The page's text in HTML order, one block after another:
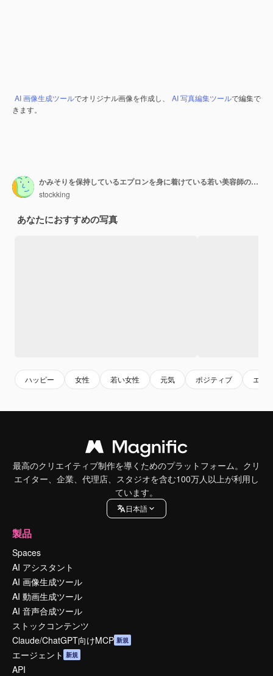
AI 画像生成ツールでオリジナル画像を作成し、 AI 写真編集ツールで編集で
きます。
かみそりを保持しているエプロンを身に着けている若い美容師の女性は、オレンジ色の背景の上に立っている腕を持って幸せで前向きな笑顔でカメラを見て元気よく提示します
stockking
あなたにおすすめの写真
ハッピー 女性 若い女性 元気 ポジティブ エプ
最高のクリエイティブ制作を導くためのプラットフォーム。クリ
エイター、企業、代理店、スタジオを含む100万人以上が利用し
ています。
日本語
製品
Spaces
AI アシスタント
AI 画像生成ツール
AI 動画生成ツール
AI 音声合成ツール
ストックコンテンツ
Claude/ChatGPT向けMCP 新規
エージェント 新規
API